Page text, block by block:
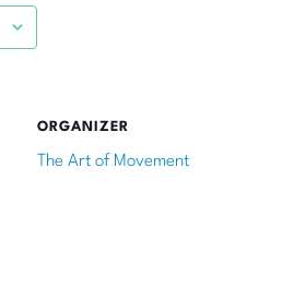
ORGANIZER
The Art of Movement